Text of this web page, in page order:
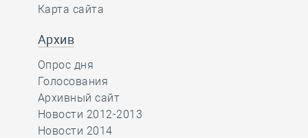
Карта сайта
Архив
Опрос дня
Голосования
Архивный сайт
Новости 2012-2013
Новости 2014